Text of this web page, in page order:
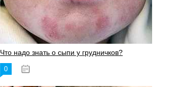
Что надо знать о сыпи у грудничков?
0